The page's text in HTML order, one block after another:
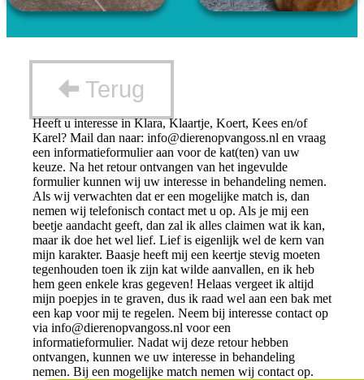
Terug
Heeft u interesse in Klara, Klaartje, Koert, Kees en/of
Karel? Mail dan naar: info@dierenopvangoss.nl en vraag
een informatieformulier aan voor de kat(ten) van uw
keuze. Na het retour ontvangen van het ingevulde
formulier kunnen wij uw interesse in behandeling nemen.
Als wij verwachten dat er een mogelijke match is, dan
nemen wij telefonisch contact met u op. Als je mij een
beetje aandacht geeft, dan zal ik alles claimen wat ik kan,
maar ik doe het wel lief. Lief is eigenlijk wel de kern van
mijn karakter. Baasje heeft mij een keertje stevig moeten
tegenhouden toen ik zijn kat wilde aanvallen, en ik heb
hem geen enkele kras gegeven! Helaas vergeet ik altijd
mijn poepjes in te graven, dus ik raad wel aan een bak met
een kap voor mij te regelen. Neem bij interesse contact op
via info@dierenopvangoss.nl voor een
informatieformulier. Nadat wij deze retour hebben
ontvangen, kunnen we uw interesse in behandeling
nemen. Bij een mogelijke match nemen wij contact op.